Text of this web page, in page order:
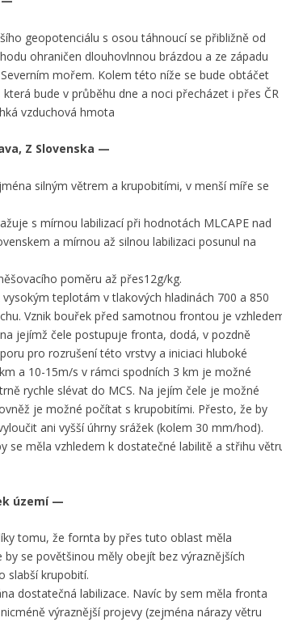
geopotenciálu s osou táhnoucí se přibližně od
ohraničen dlouhovlnnou brázdou a ze západu
mořem. Kolem této níže se bude obtáčet
bude v průběhu dne a noci přecházet i přes ČR
vzduchová hmota
Z Slovenska —
silným větrem a krupobitími, v menší míře se
s mírnou labilizací při hodnotách MLCAPE nad
a mírnou až silnou labilizaci posunul na
poměru až přes12g/kg.
teplotám v tlakových hladinách 700 a 850
Vznik bouřek před samotnou frontou je
jejímž čele postupuje fronta, dodá, v pozdně
pro rozrušení této vrstvy a iniciaci hluboké
a 10-15m/s v rámci spodních 3 km je možné
rychle slévat do MCS. Na jejím čele je možné
je možné počítat s krupobitími. Přesto, že by
ani vyšší úhrny srážek (kolem 30 mm/hod).
se měla vzhledem k dostatečné labilitě a střihu
území —
tomu, že fornta by přes tuto oblast měla
se povětšinou měly obejít bez výraznějších
slabší krupobití.
dostatečná labilizace. Navíc by sem měla fronta
výraznější projevy (zejména nárazy větru